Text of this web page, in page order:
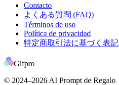
Contacto
よくある質問 (FAQ)
Términos de uso
Política de privacidad
特定商取引法に基づく表記
Gifpro
© 2024–2026 AI Prompt de Regalo